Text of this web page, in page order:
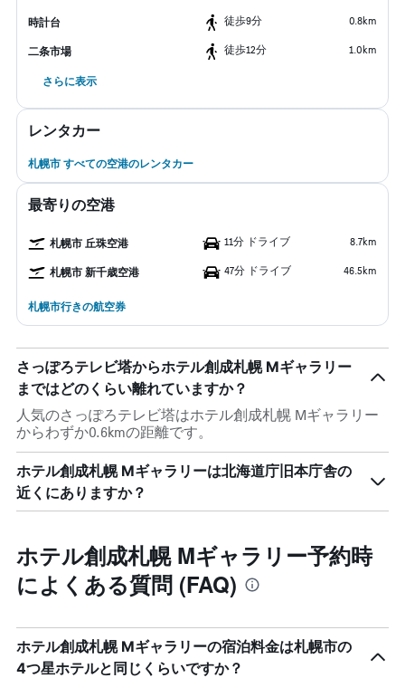
時計台 ​徒歩9分 0.8km
二条市場 ​徒歩12分 1.0km
さらに表示
レンタカー
札幌市 すべての空港のレンタカー
最寄りの空港
札幌市 丘珠空港 11分 ドライブ 8.7km
札幌市 新千歳空港 47分 ドライブ 46.5km
札幌市行きの航空券
さっぽろテレビ塔からホテル創成札幌 Mギャラリー
まではどのくらい離れていますか？
人気のさっぽろテレビ塔はホテル創成札幌 Mギャラリー
からわずか0.6kmの距離です。
ホテル創成札幌 Mギャラリーは北海道庁旧本庁舎の
近くにありますか？
ホテル創成札幌 Mギャラリー予約時
によくある質問 (FAQ)
ホテル創成札幌 Mギャラリーの宿泊料金は札幌市の
4つ星ホテルと同じくらいですか？